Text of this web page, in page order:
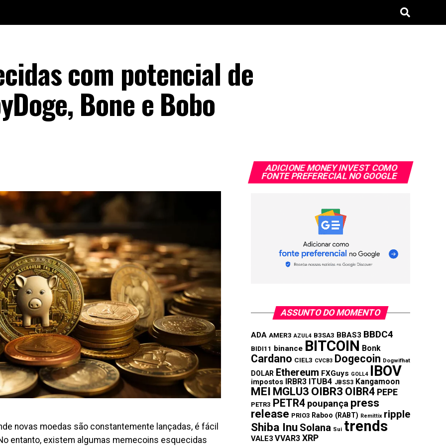
com potencial de
Bone e Bobo
novas moedas são constantemente lançadas, é fácil
entanto, existem algumas memecoins esquecidas
ADICIONE MONEY INVEST COMO
FONTE PREFERECIAL NO GOOGLE
ASSUNTO DO MOMENTO
ADA AMER3 AZUL4 B3SA3 BBAS3 BBDC4
BIDI11 binance BITCOIN Bonk
Cardano CIEL3 CVCB3 Dogecoin Dogwifhat
DOLAR Ethereum FXGuys GOLL4 IBOV
impostos IRBR3 ITUB4 JBSS3 Kangamoon
MEI MGLU3 OIBR3 OIBR4 PEPE
PETR3 PETR4 poupança press
release PRIO3 Raboo (RABT) Remittix ripple
Shiba Inu Solana Sui trends
VALE3 VVAR3 XRP